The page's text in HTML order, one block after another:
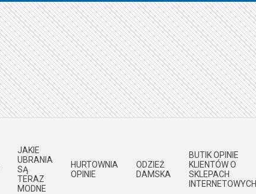
JAKIE
UBRANIA
SĄ
TERAZ
MODNE
HURTOWNIA
OPINIE
ODZIEŻ
DAMSKA
BUTIK OPINIE
KLIENTÓW O
SKLEPACH
INTERNETOWYCH